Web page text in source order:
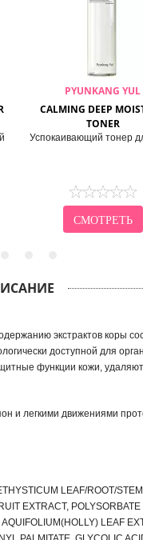
PYUNKANG YUL
CALMING DEEP
TONER
Успокаивающий тонер
СМОТРЕТЬ
экстрактов коры
доступной для
функции кожи,
и легкими движениями
LEAF/ROOT/
EXTRACT,
LEAF